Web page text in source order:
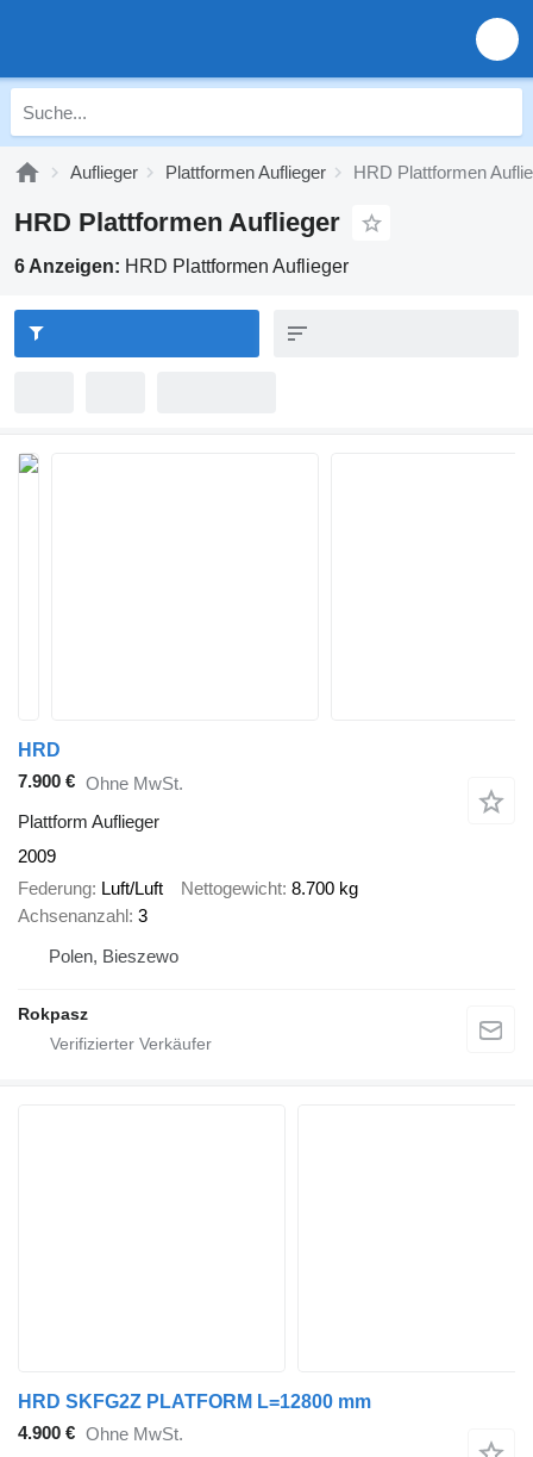
Auflieger Plattformen Auflieger HRD Plattformen
HRD Plattformen Auflieger
6 Anzeigen: HRD Plattformen Auflieger
HRD
7.900 € Ohne MwSt.
Plattform Auflieger
2009
Federung Luft/Luft Nettogewicht 8.700 kg
Achsenanzahl 3
Polen, Bieszewo
Rokpasz
HRD SKFG2Z PLATFORM L=12800 mm
4.900 € Ohne MwSt.